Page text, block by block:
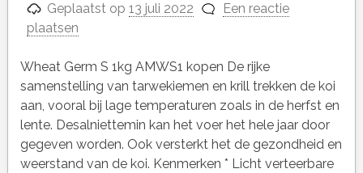
Geplaatst op13 juli 2022
Een reactie
plaatsen
Wheat Germ S 1kg AMWS1 kopen De rijke
samenstelling van tarwekiemen en krill trekken de koi
aan, vooral bij lage temperaturen zoals in de herfst en
lente. Desalniettemin kan het voer het hele jaar door
gegeven worden. Ook versterkt het de gezondheid en
weerstand van de koi. Kenmerken * Licht verteerbare